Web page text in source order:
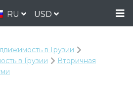
RU USD
в Грузии
в Грузии
Вторичная